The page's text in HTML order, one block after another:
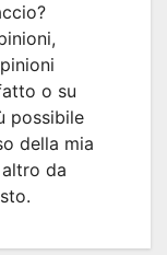
o su
possibile
della mia
da